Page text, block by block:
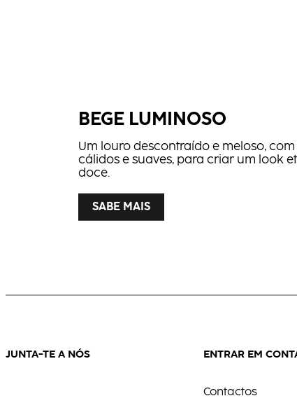
BEGE LUMINOSO
Um louro descontraído e meloso,
cálidos e suaves, para criar um look
doce.
SABE MAIS
Uma combinação subtil de tons de
JUNTA-TE A NÓS ENTRAR EM
Contactos